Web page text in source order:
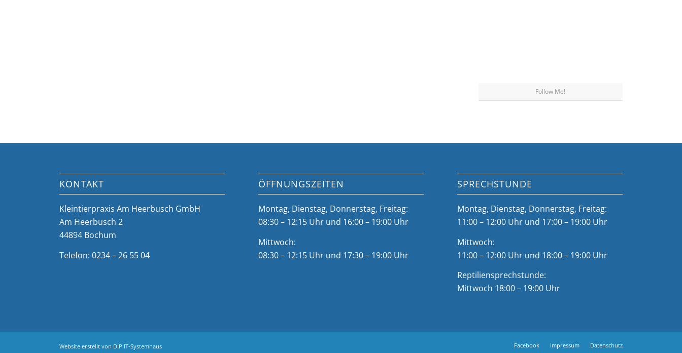
Follow Me!
KONTAKT
Kleintierpraxis Am Heerbusch GmbH
Am Heerbusch 2
44894 Bochum
Telefon: 0234 – 26 55 04
ÖFFNUNGSZEITEN
Montag, Dienstag, Donnerstag, Freitag:
08:30 – 12:15 Uhr und 16:00 – 19:00 Uhr
Mittwoch:
08:30 – 12:15 Uhr und 17:30 – 19:00 Uhr
SPRECHSTUNDE
Montag, Dienstag, Donnerstag, Freitag:
11:00 – 12:00 Uhr und 17:00 – 19:00 Uhr
Mittwoch:
11:00 – 12:00 Uhr und 18:00 – 19:00 Uhr
Reptiliensprechstunde:
Mittwoch 18:00 – 19:00 Uhr
Website erstellt von DIP IT-Systemhaus Facebook Impressum Datenschutz